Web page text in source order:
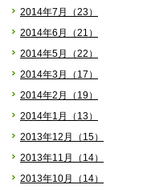
2014年7月（23）
2014年6月（21）
2014年5月（22）
2014年3月（17）
2014年2月（19）
2014年1月（13）
2013年12月（15）
2013年11月（14）
2013年10月（14）